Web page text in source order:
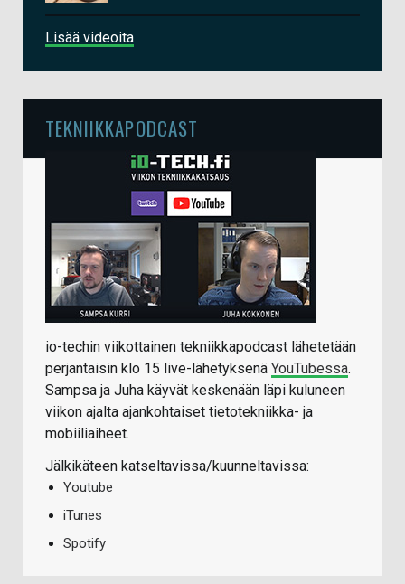
Lisää videoita
TEKNIIKKAPODCAST
io-techin viikottainen tekniikkapodcast lähetetään
perjantaisin klo 15 live-lähetyksenä YouTubessa.
Sampsa ja Juha käyvät keskenään läpi kuluneen
viikon ajalta ajankohtaiset tietotekniikka- ja
mobiiliaiheet.
Jälkikäteen katseltavissa/kuunneltavissa:
Youtube
iTunes
Spotify